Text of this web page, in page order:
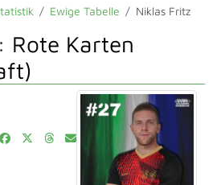
Ewige Tabelle Niklas Fritz
Rote Karten